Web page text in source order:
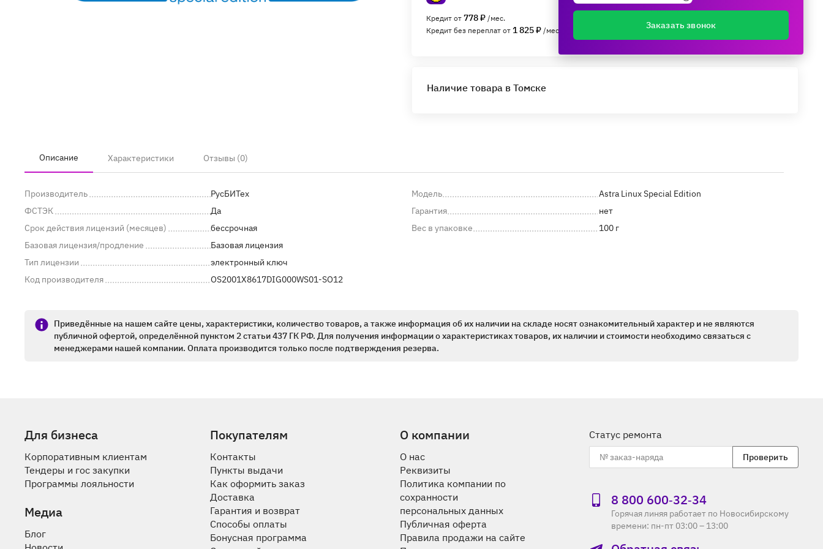
Кредит от 778 ₽ /мес.
Кредит без переплат от 1 825 ₽ /мес.
Поделиться
Наличие товара в Томске
Описание Характеристики Отзывы (0)
Производитель
РусБИТех
ФСТЭК
Да
Срок действия лицензий (месяцев)
бессрочная
Базовая лицензия/продление
Базовая лицензия
Тип лицензии
электронный ключ
Код производителя
OS2001X8617DIG000WS01-SO12
Модель
Astra Linux Special Edition
Гарантия
нет
Вес в упаковке
100 г
Приведённые на нашем сайте цены, характеристики, количество товаров, а также информация об их наличии на складе носят ознакомительный характер и не являются
публичной офертой, определённой пунктом 2 статьи 437 ГК РФ. Для получения информации о характеристиках товаров, их наличии и стоимости необходимо связаться с
менеджерами нашей компании. Оплата производится только после подтверждения резерва.
Для бизнеса
Корпоративным клиентам
Тендеры и гос закупки
Программы лояльности
Медиа
Блог
Покупателям
Контакты
Пункты выдачи
Как оформить заказ
Доставка
Гарантия и возврат
Способы оплаты
Бонусная программа
О компании
О нас
Реквизиты
Политика компании по
сохранности
персональных данных
Публичная оферта
Правила продажи на сайте
Статус ремонта
Проверить
8 800 600‑32‑34
Горячая линяя работает по Новосибирскому
времени: пн-пт 03:00 – 13:00
Заказать звонок